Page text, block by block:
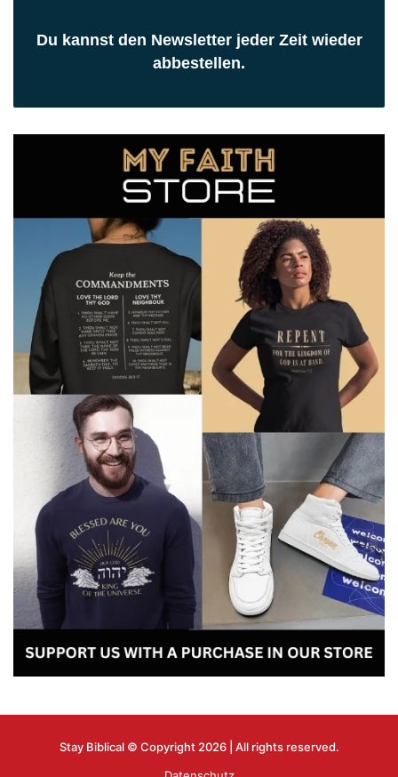
Du kannst den Newsletter jeder Zeit wieder
abbestellen.
Stay Biblical © Copyright 2026 | All rights reserved.